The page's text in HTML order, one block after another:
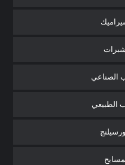
الصناعي
الطبيعي